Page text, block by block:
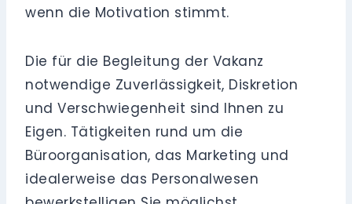
wenn die Motivation stimmt.
Die für die Begleitung der Vakanz
notwendige Zuverlässigkeit, Diskretion
und Verschwiegenheit sind Ihnen zu
Eigen. Tätigkeiten rund um die
Büroorganisation, das Marketing und
idealerweise das Personalwesen